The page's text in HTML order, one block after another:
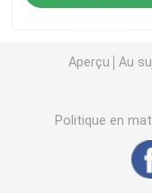
film d'enveloppe
petit pain de
Conteneurs de
Papier
Aperçu Au
Politique en